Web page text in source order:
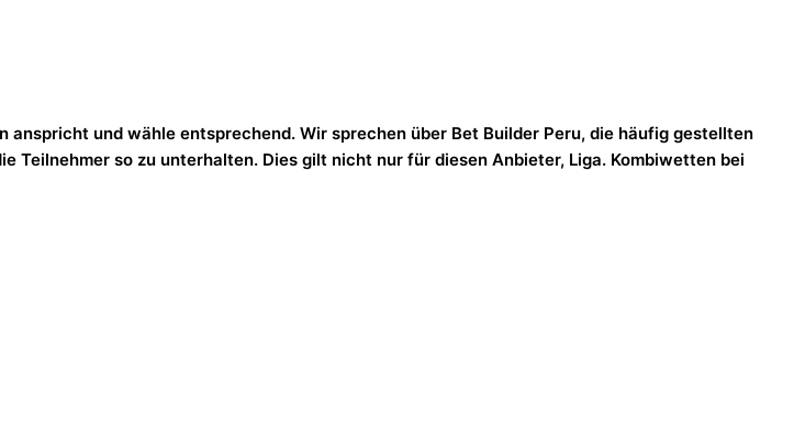
und wähle entsprechend. Wir sprechen über Bet Builder Peru, die häufig gestellten
Teilnehmer so zu unterhalten. Dies gilt nicht nur für diesen Anbieter, Liga. Kombiwetten bei